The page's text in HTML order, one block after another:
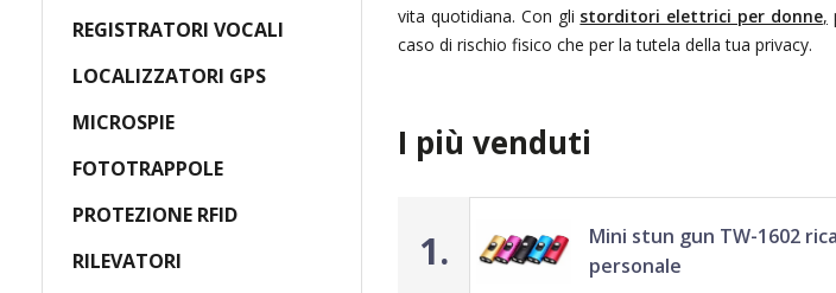
vita quotidiana. Con gli storditori elettrici per donne,
caso di rischio fisico che per la tutela della tua privacy.
I più venduti
1.
Mini stun gun TW-1602
personale
REGISTRATORI VOCALI
LOCALIZZATORI GPS
MICROSPIE
FOTOTRAPPOLE
PROTEZIONE RFID
RILEVATORI